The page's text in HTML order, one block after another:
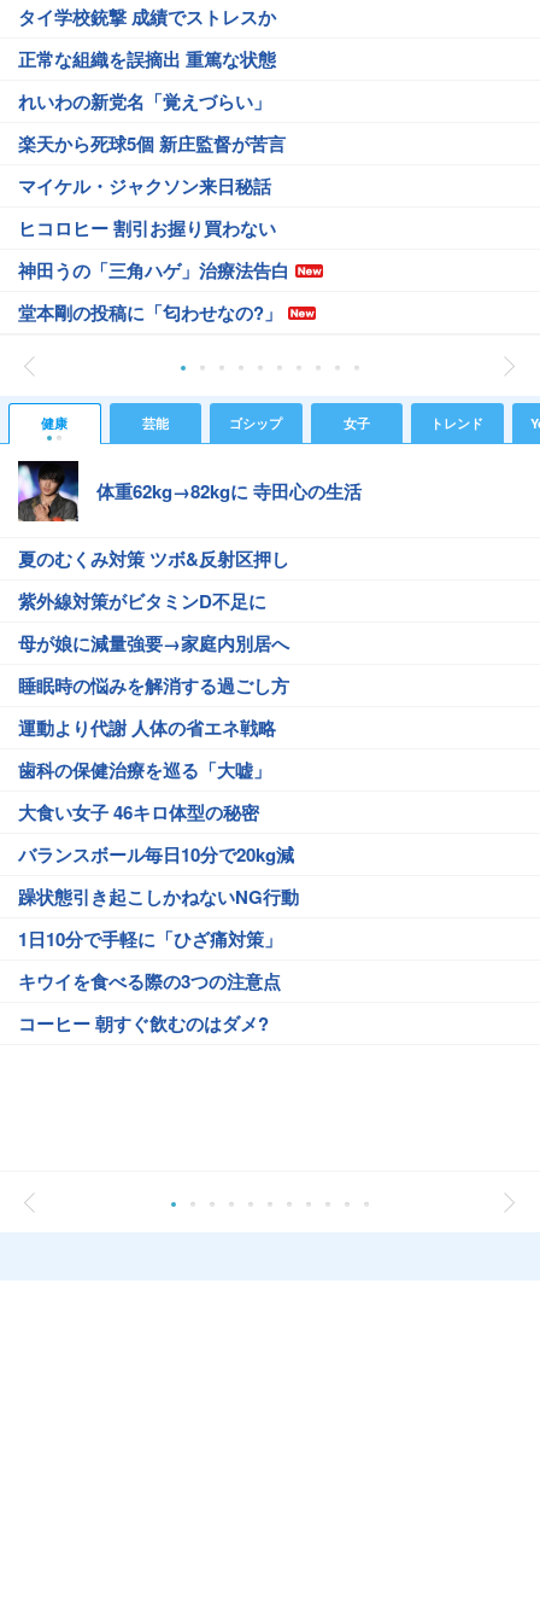
タイ学校銃撃 成績でストレスか
正常な組織を誤摘出 重篤な状態
れいわの新党名「覚えづらい」
楽天から死球5個 新庄監督が苦言
マイケル・ジャクソン来日秘話
ヒコロヒー 割引お握り買わない
神田うの「三角ハゲ」治療法告白
堂本剛の投稿に「匂わせなの?」
健康 芸能 ゴシップ 女子 トレンド
体重62kg→82kgに 寺田心の生活
夏のむくみ対策 ツボ&反射区押し
紫外線対策がビタミンD不足に
母が娘に減量強要→家庭内別居へ
睡眠時の悩みを解消する過ごし方
運動より代謝 人体の省エネ戦略
歯科の保健治療を巡る「大嘘」
大食い女子 46キロ体型の秘密
バランスボール毎日10分で20kg減
躁状態引き起こしかねないNG行動
1日10分で手軽に「ひざ痛対策」
キウイを食べる際の3つの注意点
コーヒー 朝すぐ飲むのはダメ?